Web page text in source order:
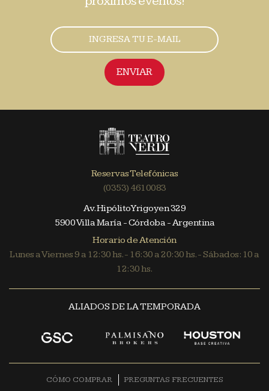
ENVIAR
Reservas Telefónicas
(0353) 4610083
Av. Hipólito Yrigoyen 329
5900 Villa María - Córdoba - Argentina
Horario de Atención
Lunes a Viernes 9 a 12:30 hs. - 16:30 a 20:30 hs. - Sábados: 10 a
12:30 hs.
ALIADOS DE LA TEMPORADA
CÓMO COMPRAR PREGUNTAS FRECUENTES